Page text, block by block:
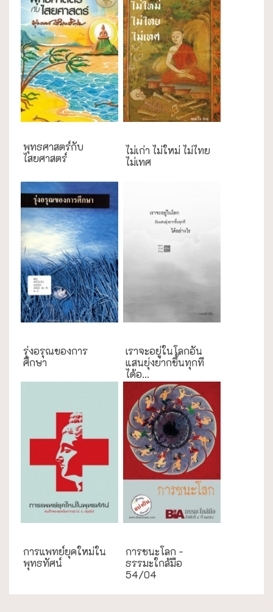
พุทธศาสตร์กับ
ไสยศาสตร์
ไม่เก่า ไม่ใหม่ ไม่ไทย
ไม่เทศ
รุ่งอรุณของการ
ศึกษา
เราจะอยู่ในโลกอัน
แสนยุ่งยากขึ้นทุกที
ได้อ...
การแพทย์ยุคใหม่ใน
พุทธทัศน์
การชนะโลก -
ธรรมะใกล้มือ
54/04